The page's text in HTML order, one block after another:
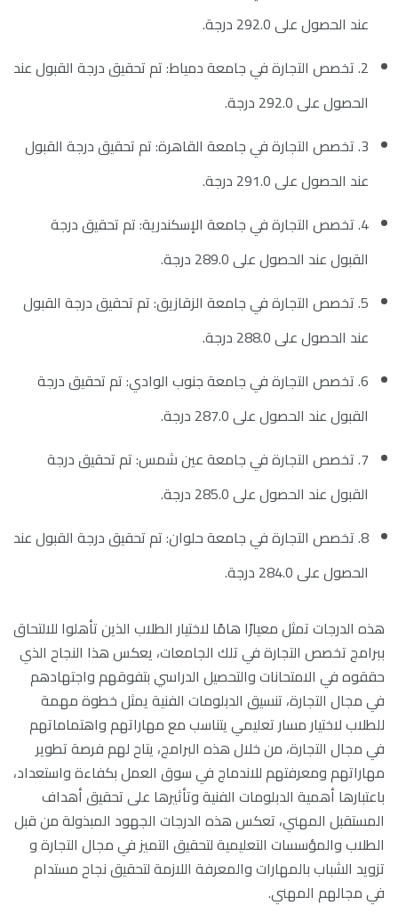
عند الحصول على 292.0 درجة.
2. تخصص التجارة في جامعة دمياط: تم تحقيق درجة القبول عند
الحصول على 292.0 درجة.
3. تخصص التجارة في جامعة القاهرة: تم تحقيق درجة القبول
عند الحصول على 291.0 درجة.
4. تخصص التجارة في جامعة الإسكندرية: تم تحقيق درجة
القبول عند الحصول على 289.0 درجة.
5. تخصص التجارة في جامعة الزقازيق: تم تحقيق درجة القبول
عند الحصول على 288.0 درجة.
6. تخصص التجارة في جامعة جنوب الوادي: تم تحقيق درجة
القبول عند الحصول على 287.0 درجة.
7. تخصص التجارة في جامعة عين شمس: تم تحقيق درجة
القبول عند الحصول على 285.0 درجة.
8. تخصص التجارة في جامعة حلوان: تم تحقيق درجة القبول عند
الحصول على 284.0 درجة.
هذه الدرجات تمثل معيارًا هامًا لاختيار الطلاب الذين تأهلوا للالتحاق
ببرامج تخصص التجارة في تلك الجامعات، يعكس هذا النجاح الذي
حققوه في الامتحانات والتحصيل الدراسي بتفوقهم واجتهادهم
في مجال التجارة، تنسيق الدبلومات الفنية يمثل خطوة مهمة
للطلاب لاختيار مسار تعليمي يتناسب مع مهاراتهم واهتماماتهم
في مجال التجارة، من خلال هذه البرامج، يتاح لهم فرصة تطوير
مهاراتهم ومعرفتهم للاندماج في سوق العمل بكفاءة واستعداد،
باعتبارها أهمية الدبلومات الفنية وتأثيرها على تحقيق أهداف
المستقبل المهني، تعكس هذه الدرجات الجهود المبذولة من قبل
الطلاب والمؤسسات التعليمية لتحقيق التميز في مجال التجارة و
تزويد الشباب بالمهارات والمعرفة اللازمة لتحقيق نجاح مستدام
في مجالهم المهني.